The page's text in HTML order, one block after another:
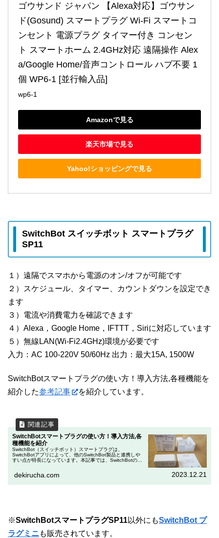
ゴウサンド ジャパン 【Alexa対応】ゴウサン
ド(Gosund) スマートプラグ Wi-Fi スマートコ
ンセント 電源プラグ タイマー付き コンセン
ト スマートホーム 2.4GHz対応 遠隔操作 Alex
a/Google Home/音声コントロール ハブ不要 1
個 ‎WP6-1 [並行輸入品]
wp6-1
Amazonで見る
楽天市場で見る
Yahoo!ショッピングで見る
SwitchBot スイッチボット スマートプラグ
SP11
１）遠隔でスマホから電源のオン/オフが可能です
２）スケジュール、タイマー、カウントダウンを設定でき
ます
３）電流や消費電力を確認できます
４）Alexa，Google Home，IFTTT，Siriに対応しています
５）無線LAN(Wi-Fi2.4GHz)環境が必要です
入力：AC 100-220V 50/60Hz 出力：最大15A, 1500W
SwitchBotスマートプラグの使い方！導入方法,各種機能を
紹介した参考記事 を紹介しています。
SwitchBotスマートプラグの使い方！導入方法,各
種機能を紹介
SwitchBot（スイッチボット）スマートプラグは、
SwitchBotアプリによって、他のSwitchBot製品と連携しや
すい点が特長になっています。本記事では、SwitchBotのス
dekirucha.com 2023.12.21
※SwitchBotスマートプラグSP11以外にもSwitchBot プ
ラグミニ も販売されています。